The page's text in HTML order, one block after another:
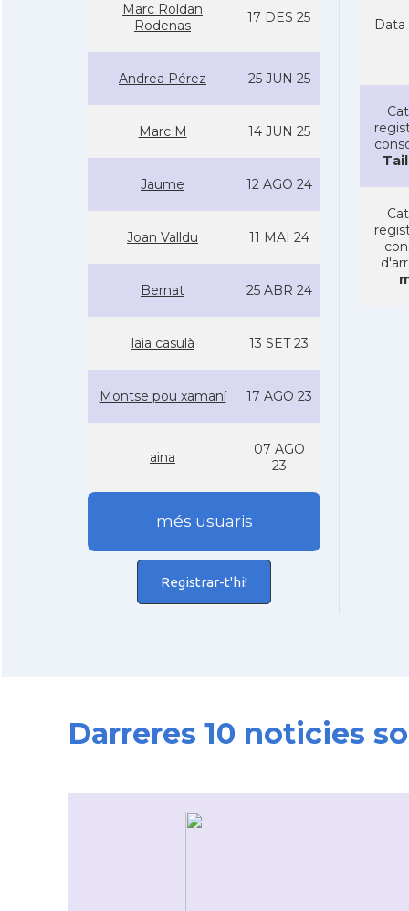
Marc Roldan
Rodenas
17 DES 25
Andrea Pérez 25 JUN 25
Marc M 14 JUN 25
Jaume 12 AGO 24
Joan Valldu 11 MAI 24
Bernat 25 ABR 24
laia casulà 13 SET 23
Montse pou xamaní­ 17 AGO 23
aina
07 AGO
23
més usuaris
Registrar-t'hi!
Data
Darreres 10 noticies